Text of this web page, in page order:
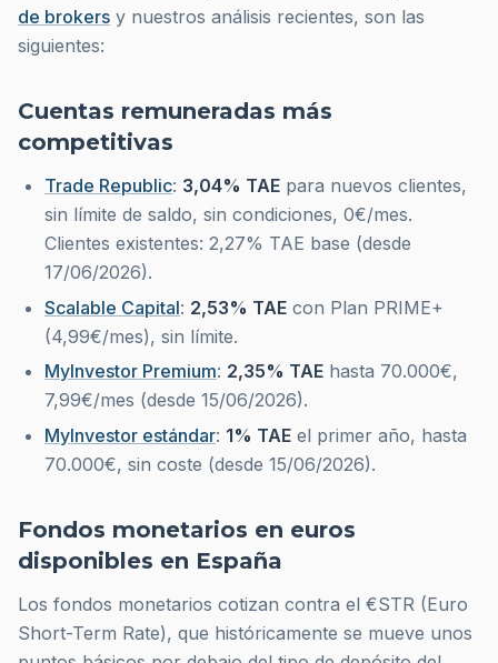
de brokers y nuestros análisis recientes, son las
siguientes:
Cuentas remuneradas más
competitivas
Trade Republic: 3,04% TAE para nuevos clientes,
sin límite de saldo, sin condiciones, 0€/mes.
Clientes existentes: 2,27% TAE base (desde
17/06/2026).
Scalable Capital: 2,53% TAE con Plan PRIME+
(4,99€/mes), sin límite.
MyInvestor Premium: 2,35% TAE hasta 70.000€,
7,99€/mes (desde 15/06/2026).
MyInvestor estándar: 1% TAE el primer año, hasta
70.000€, sin coste (desde 15/06/2026).
Fondos monetarios en euros
disponibles en España
Los fondos monetarios cotizan contra el €STR (Euro
Short-Term Rate), que históricamente se mueve unos